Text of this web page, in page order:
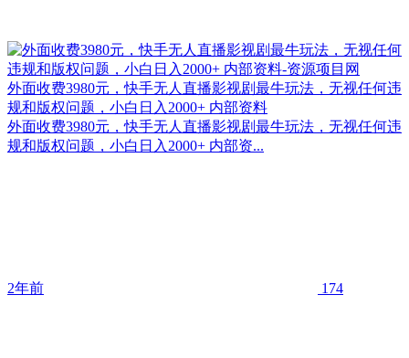
外面收费3980元，快手无人直播影视剧最牛玩法，无视任何违
规和版权问题，小白日入2000+ 内部资料
外面收费3980元，快手无人直播影视剧最牛玩法，无视任何违
规和版权问题，小白日入2000+ 内部资...
2年前 174